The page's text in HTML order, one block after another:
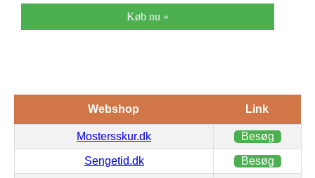
Køb nu »
Webshop Link
Mostersskur.dk Besøg
Sengetid.dk Besøg